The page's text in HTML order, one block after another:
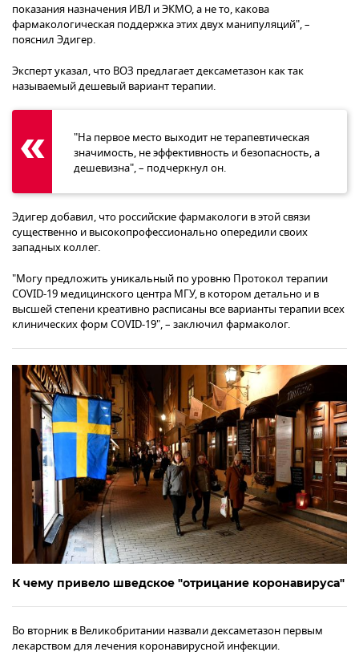
показания назначения ИВЛ и ЭКМО, а не то, какова
фармакологическая поддержка этих двух манипуляций", –
пояснил Эдигер.
Эксперт указал, что ВОЗ предлагает дексаметазон как так
называемый дешевый вариант терапии.
"На первое место выходит не терапевтическая
значимость, не эффективность и безопасность, а
дешевизна", – подчеркнул он.
Эдигер добавил, что российские фармакологи в этой связи
существенно и высокопрофессионально опередили своих
западных коллег.
"Могу предложить уникальный по уровню Протокол терапии
COVID-19 медицинского центра МГУ, в котором детально и в
высшей степени креативно расписаны все варианты терапии всех
клинических форм COVID-19", – заключил фармаколог.
К чему привело шведское "отрицание коронавируса"
Во вторник в Великобритании назвали дексаметазон первым
лекарством для лечения коронавирусной инфекции.